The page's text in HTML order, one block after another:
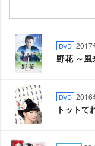
DVD 2017
野花 ～風
DVD 2016
トットて